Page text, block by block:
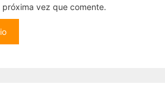
vez que comente.